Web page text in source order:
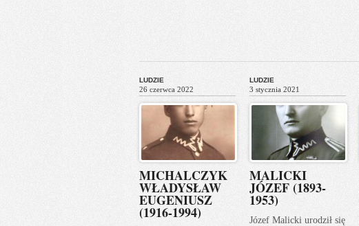
LUDZIE
26 czerwca 2022
MICHALCZYK
WŁADYSŁAW
EUGENIUSZ
(1916-1994)
LUDZIE
3 stycznia 2021
MALICKI
JÓZEF (1893-
1953)
Józef Malicki urodził się